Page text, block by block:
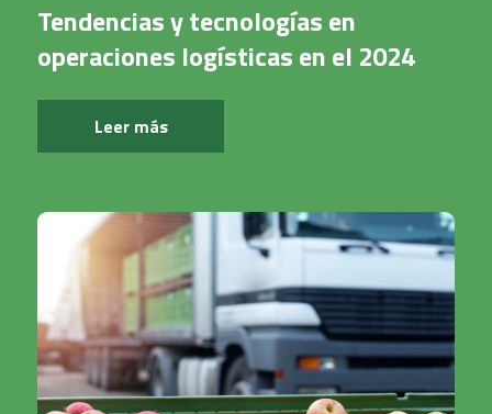
Tendencias y tecnologías en
operaciones logísticas en el 2024
Leer más